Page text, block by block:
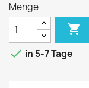
Menge

 in 5-7 Tage